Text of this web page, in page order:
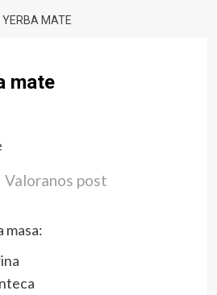
YERBA MATE
mate
Valoranos post
masa: